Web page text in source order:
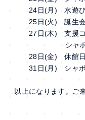
24日(月) 水遊
25日(火) 誕生会
27日(木) 支援コー
シャボン玉
28日(金) 休館日
31日(月) シャボ
以上になります。ご